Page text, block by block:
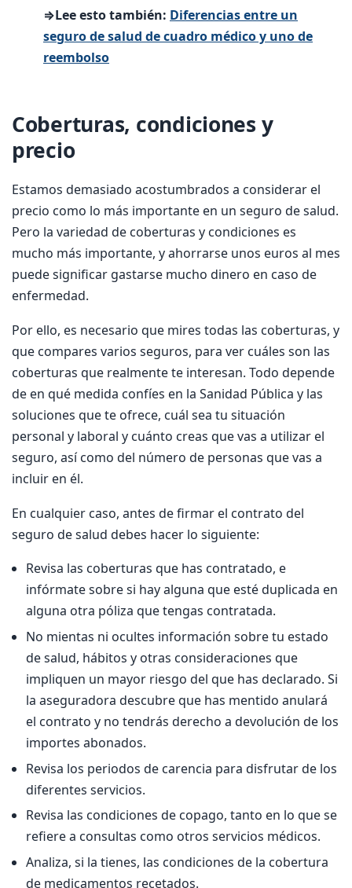
⇒Lee esto también: Diferencias entre un
seguro de salud de cuadro médico y uno de
reembolso
Coberturas, condiciones y
precio
Estamos demasiado acostumbrados a considerar el
precio como lo más importante en un seguro de salud.
Pero la variedad de coberturas y condiciones es
mucho más importante, y ahorrarse unos euros al mes
puede significar gastarse mucho dinero en caso de
enfermedad.
Por ello, es necesario que mires todas las coberturas, y
que compares varios seguros, para ver cuáles son las
coberturas que realmente te interesan. Todo depende
de en qué medida confíes en la Sanidad Pública y las
soluciones que te ofrece, cuál sea tu situación
personal y laboral y cuánto creas que vas a utilizar el
seguro, así como del número de personas que vas a
incluir en él.
En cualquier caso, antes de firmar el contrato del
seguro de salud debes hacer lo siguiente:
Revisa las coberturas que has contratado, e
infórmate sobre si hay alguna que esté duplicada en
alguna otra póliza que tengas contratada.
No mientas ni ocultes información sobre tu estado
de salud, hábitos y otras consideraciones que
impliquen un mayor riesgo del que has declarado. Si
la aseguradora descubre que has mentido anulará
el contrato y no tendrás derecho a devolución de los
importes abonados.
Revisa los periodos de carencia para disfrutar de los
diferentes servicios.
Revisa las condiciones de copago, tanto en lo que se
refiere a consultas como otros servicios médicos.
Analiza, si la tienes, las condiciones de la cobertura
de medicamentos recetados.